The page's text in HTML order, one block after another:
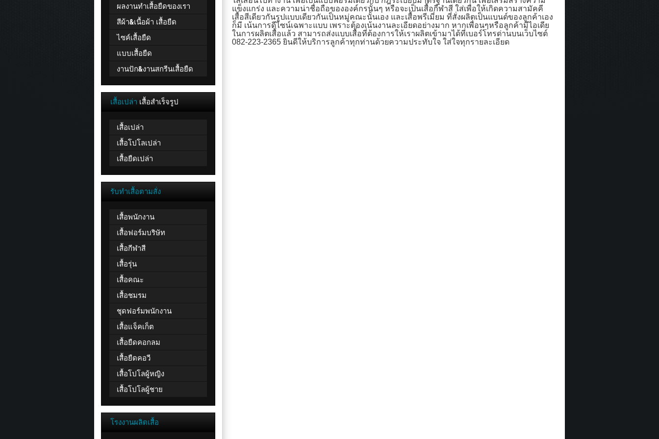
แข็งแกร่ง และความน่าชื่อถือขององค์กรนั้นๆ หรือจะเป็นเสื้อกีฬาสี ใส่เพื่อให้เกิดความสามัคคี
เสื้อสีเดียวกันรูปแบบเดียวกันเป็นหมู่คณะนั้นเอง และเสื้อพรีเมี่ยม ที่สั่งผลิตเป็นแบนด์ของลูกค้าเอง
ก็มี เน้นการดีไซน์เฉพาะแบบ เพราะต้องเน้นงานละเอียดอย่างมาก หากเพื่อนๆหรือลูกค้ามีไอเดีย
ในการผลิตเสื้อแล้ว สามารถส่งแบบเสื้อที่ต้องการให้เราผลิตเข้ามาได้ที่เบอร์โทรด่านบนเว็บไซต์
082-223-2365 ยินดีให้บริการลูกค้าทุกท่านด้วยความประทับใจ ใส่ใจทุกรายละเอียด
ผลงานทำเสื้อยืดของเรา
สีผ้า&เนื้อผ้า เสื้อยืด
ไซค์เสื้อยืด
แบบเสื้อยืด
งานปัก&งานสกรีนเสื้อยืด
เสื้อเปล่า เสื้อสำเร็จรูป
เสื้อเปล่า
เสื้อโปโลเปล่า
เสื้อยืดเปล่า
รับทำเสื้อตามสั่ง
เสื้อพนักงาน
เสื้อฟอร์มบริษัท
เสื้อกีฬาสี
เสื้อรุ่น
เสื้อคณะ
เสื้อชมรม
ชุดฟอร์มพนักงาน
เสื้อแจ็คเก็ต
เสื้อยืดคอกลม
เสื้อยืดคอวี
เสื้อโปโลผู้หญิง
เสื้อโปโลผู้ชาย
โรงงานผลิตเสื้อ